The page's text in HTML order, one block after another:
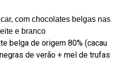
com chocolates belgas nas
e branco
belga de origem 80% (cacau
de verão + mel de trufas